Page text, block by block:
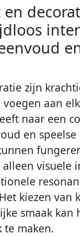
en
zijn
aan
naar een
en speelse
visuele
kiezen van
smaak kan
maken.